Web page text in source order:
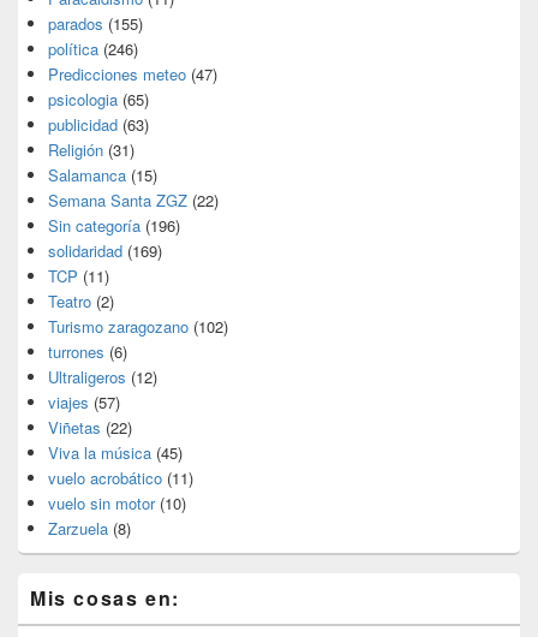
parados (155)
política (246)
Predicciones meteo (47)
psicologia (65)
publicidad (63)
Religión (31)
Salamanca (15)
Semana Santa ZGZ (22)
Sin categoría (196)
solidaridad (169)
TCP (11)
Teatro (2)
Turismo zaragozano (102)
turrones (6)
Ultraligeros (12)
viajes (57)
Viñetas (22)
Viva la música (45)
vuelo acrobático (11)
vuelo sin motor(10)
Zarzuela (8)
Mis cosas en: